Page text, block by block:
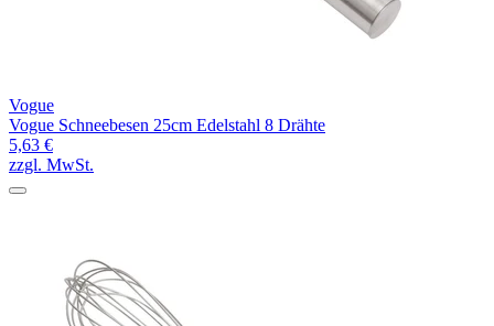
Vogue
Vogue Schneebesen 25cm Edelstahl 8 Drähte
5,63 €
zzgl. MwSt.